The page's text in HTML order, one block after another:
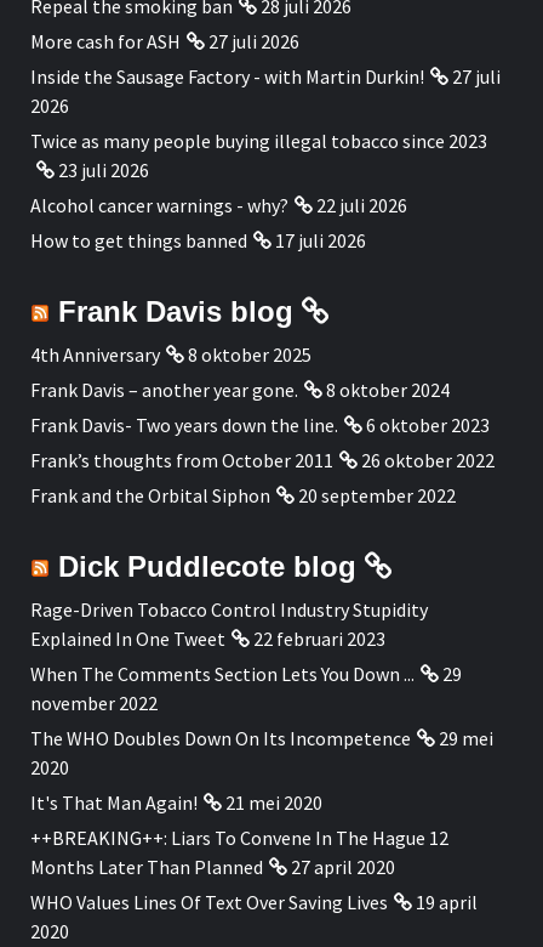
Repeal the smoking ban
28 juli 2026
More cash for ASH
27 juli 2026
Inside the Sausage Factory - with Martin Durkin!
27 juli
2026
Twice as many people buying illegal tobacco since 2023
23 juli 2026
Alcohol cancer warnings - why?
22 juli 2026
How to get things banned
17 juli 2026
Frank Davis blog
4th Anniversary
8 oktober 2025
Frank Davis – another year gone.
8 oktober 2024
Frank Davis- Two years down the line.
6 oktober 2023
Frank’s thoughts from October 2011
26 oktober 2022
Frank and the Orbital Siphon
20 september 2022
Dick Puddlecote blog
Rage-Driven Tobacco Control Industry Stupidity
Explained In One Tweet
22 februari 2023
When The Comments Section Lets You Down ...
29
november 2022
The WHO Doubles Down On Its Incompetence
29 mei
2020
It's That Man Again!
21 mei 2020
++BREAKING++: Liars To Convene In The Hague 12
Months Later Than Planned
27 april 2020
WHO Values Lines Of Text Over Saving Lives
19 april
2020